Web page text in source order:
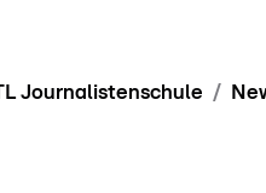
Journalistenschule